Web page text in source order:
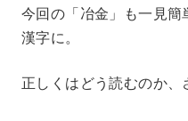
今回の「冶金」も一見
漢字に。
正しくはどう読むのか、